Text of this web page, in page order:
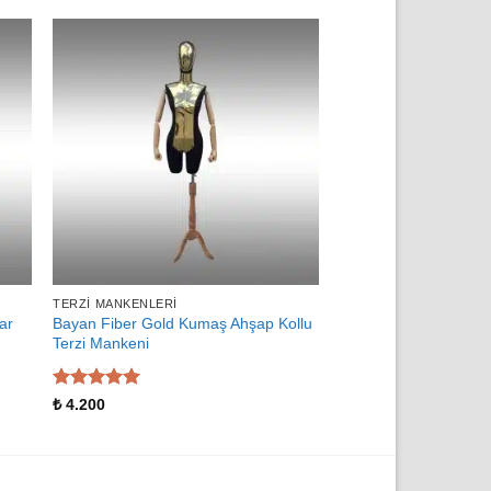
TERZI MANKENLERI
Bayan Fiber Gold Kumaş Ahşap Kollu
Terzi Mankeni
5 üzerinden
₺4.200